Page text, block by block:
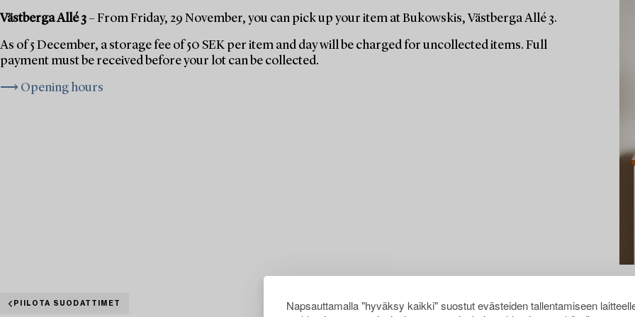
Napsauttamalla "hyväksy kaikki" suostut evästeiden tallentamiseen
Västberga Allé 3– From Friday, 29 November, you can pick up your item at Bukowskis, Västberga Allé 3.
As of 5 December, a storage fee of 50 SEK per item and day will be charged for uncollected items. Full
payment must be received before your lot can be collected.
⟶ Opening hours
PIILOTA SUODATTIMET